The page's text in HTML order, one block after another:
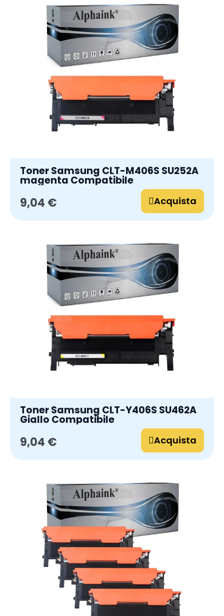
Toner Samsung CLT-M406S SU252A
magenta Compatibile
9,04 € Acquista
Toner Samsung CLT-Y406S SU462A
Giallo Compatibile
9,04 € Acquista